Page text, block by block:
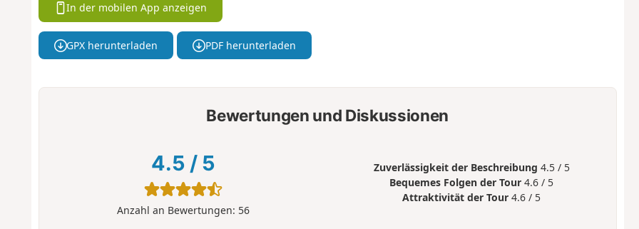
In der mobilen App anzeigen
GPX herunterladen PDF herunterladen
Bewertungen und Diskussionen
4.5 / 5
Anzahl an Bewertungen: 56
Zuverlässigkeit der Beschreibung 4.5 / 5
Bequemes Folgen der Tour 4.6 / 5
Attraktivität der Tour 4.6 / 5